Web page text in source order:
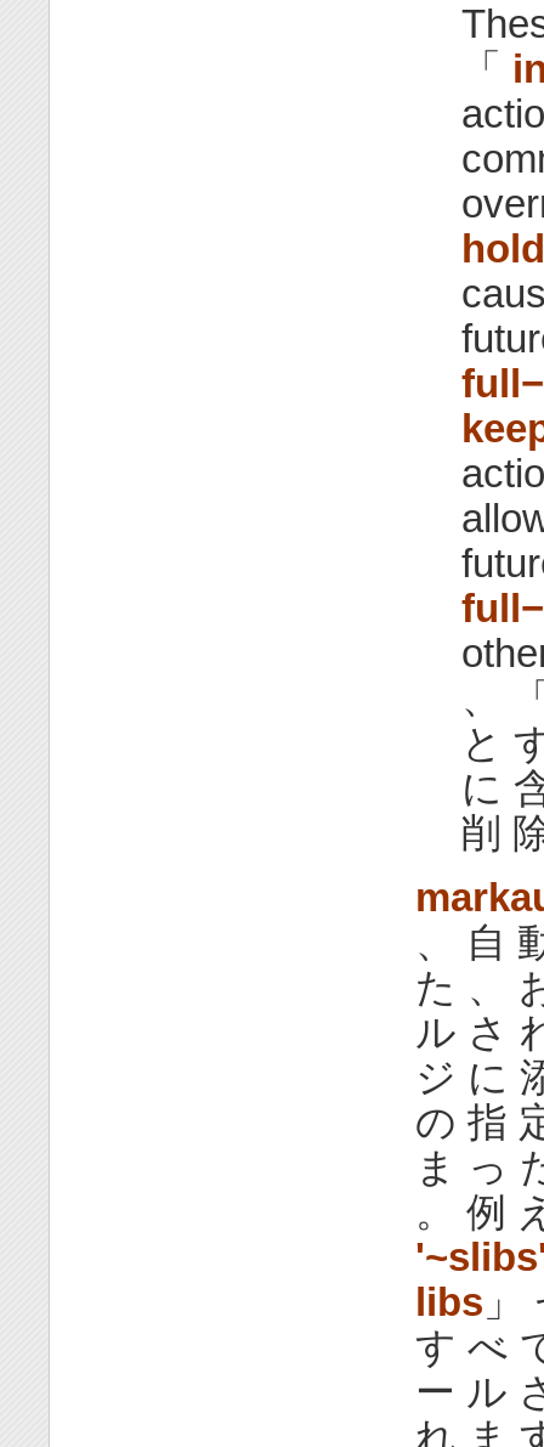
「
hold
、
と
に
削
、 自
た 、
ル さ
ジ に
の 指
ま っ
。 例
libs
す べ
ー ル
れ ま